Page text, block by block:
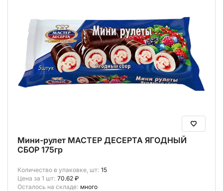
Мини-рулет МАСТЕР ДЕСЕРТА ЯГОДНЫЙ
СБОР 175гр
Количество в упаковке, шт: 15
Цена за 1 шт: 70.62 ₽
Осталось на складе: много